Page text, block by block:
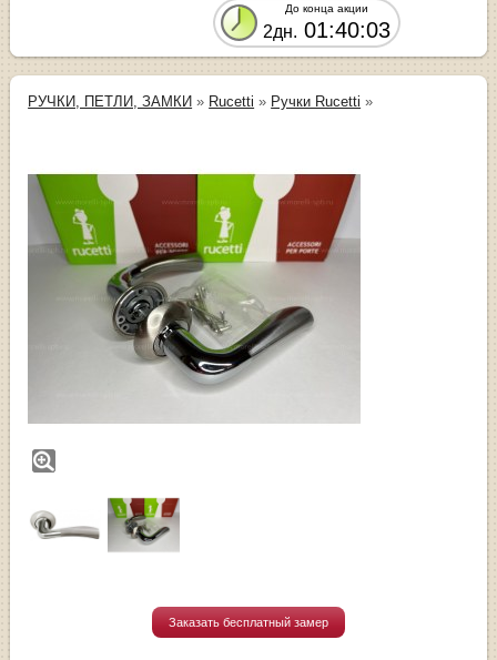
До конца акции
2дн. 01:40:03
РУЧКИ, ПЕТЛИ, ЗАМКИ » Rucetti » Ручки Rucetti »
Заказать бесплатный замер